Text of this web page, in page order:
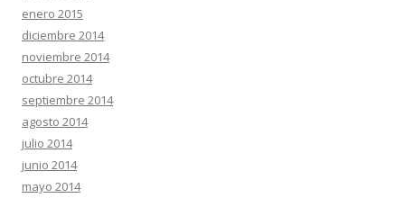
enero 2015
diciembre 2014
noviembre 2014
octubre 2014
septiembre 2014
agosto 2014
julio 2014
junio 2014
mayo 2014